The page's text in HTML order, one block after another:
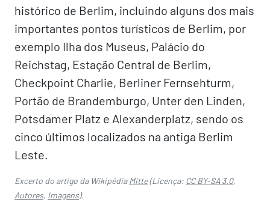
histórico de Berlim, incluindo alguns dos mais
importantes pontos turísticos de Berlim, por
exemplo Ilha dos Museus, Palácio do
Reichstag, Estação Central de Berlim,
Checkpoint Charlie, Berliner Fernsehturm,
Portão de Brandemburgo, Unter den Linden,
Potsdamer Platz e Alexanderplatz, sendo os
cinco últimos localizados na antiga Berlim
Leste.
Excerto do artigo da WikipédiaMitte(Licença: CC BY-SA 3.0,
Autores, Imagens).